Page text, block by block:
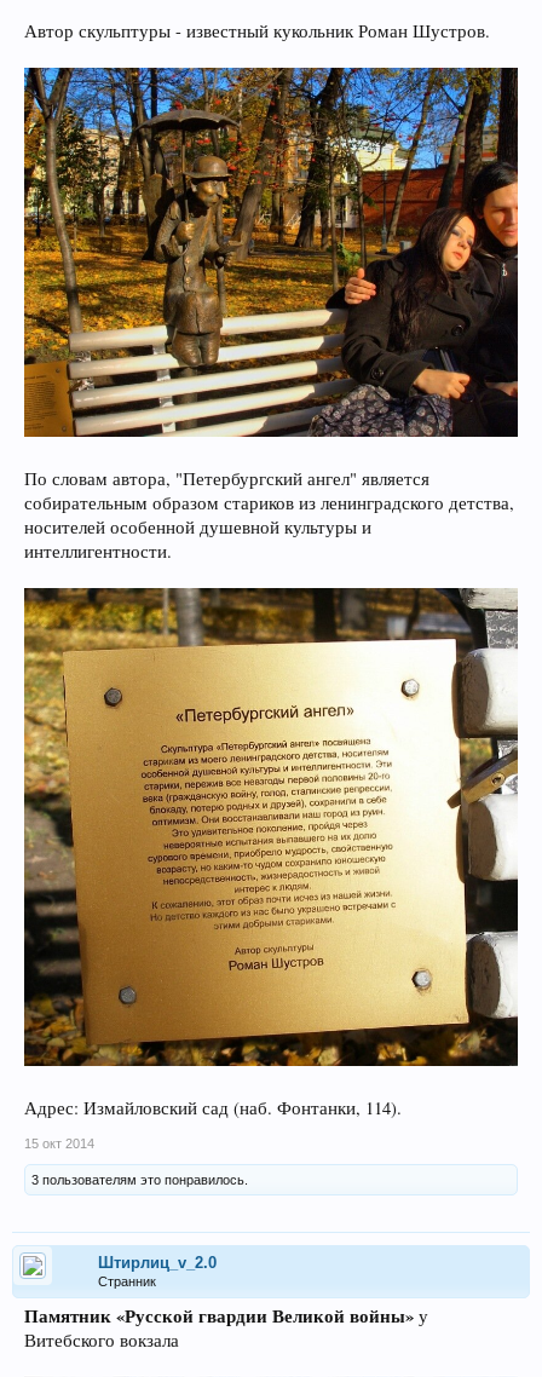
Автор скульптуры - известный кукольник Роман Шустров.
По словам автора, "Петербургский ангел" является
собирательным образом стариков из ленинградского детства,
носителей особенной душевной культуры и
интеллигентности.
Адрес: Измайловский сад (наб. Фонтанки, 114).
15 окт 2014
3 пользователям это понравилось.
Штирлиц_v_2.0
Странник
Памятник «Русской гвардии Великой войны» у
Витебского вокзала